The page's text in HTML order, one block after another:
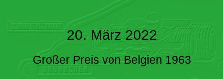
20. März 2022
Großer Preis von Belgien 1963